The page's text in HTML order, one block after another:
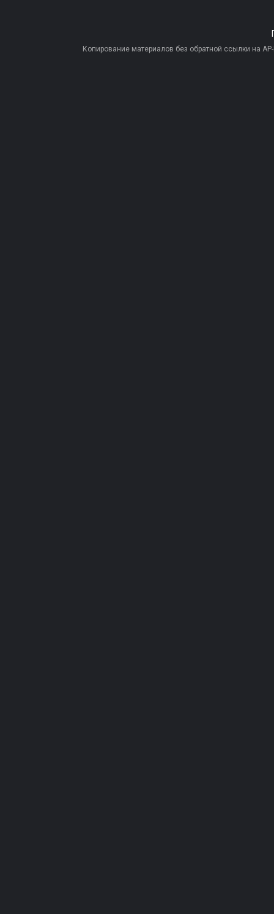
Копирование материалов без обратной ссылки на